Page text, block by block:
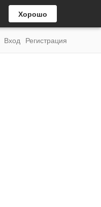
Хорошо
Вход Регистрация